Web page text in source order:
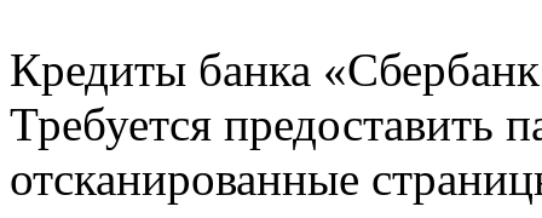
Кредиты банка
Требуется предоставить
отсканированные